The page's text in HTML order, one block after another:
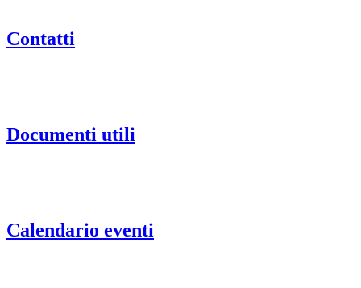
Contatti
Documenti utili
Calendario eventi